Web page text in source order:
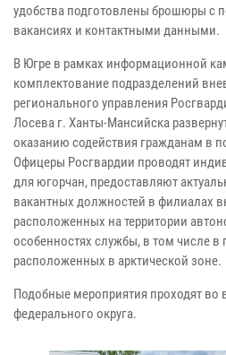
удобства подготовлены брошюры с
вакансиях и контактными данными.
В Югре в рамках информационной
комплектование подразделений
регионального управления
Лосева г. Ханты-Мансийска
оказанию содействия гражданам в
Офицеры Росгвардии проводят
для югорчан, предоставляют
вакантных должностей в филиалах
расположенных на территории
особенностях службы, в том числе в
расположенных в арктической зоне.
Подобные мероприятия проходят во
федерального округа.